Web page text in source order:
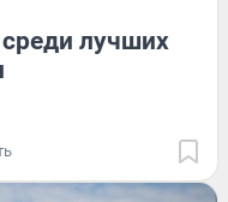
лучших